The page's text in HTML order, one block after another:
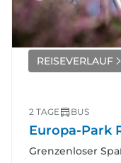
REISEVERLAUF
2 TAGE BUS
Europa-Park
Grenzenloser